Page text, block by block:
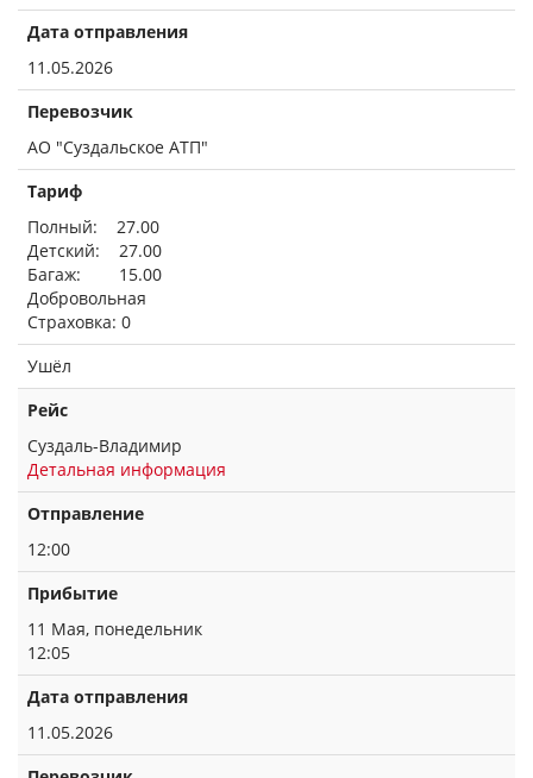
Дата отправления
11.05.2026
Перевозчик
АО "Суздальское АТП"
Тариф
Полный: 27.00
Детский: 27.00
Багаж: 15.00
Добровольная
Страховка: 0
Ушёл
Рейс
Суздаль-Владимир
Детальная информация
Отправление
12:00
Прибытие
11 Мая, понедельник
12:05
Дата отправления
11.05.2026